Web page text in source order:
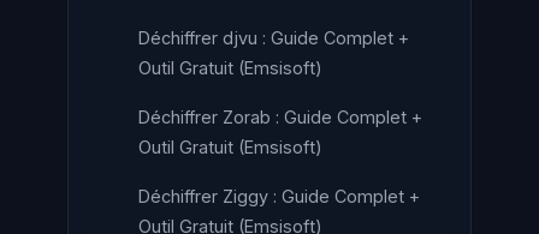
Déchiffrer djvu : Guide Complet +
Outil Gratuit (Emsisoft)
Déchiffrer Zorab : Guide Complet +
Outil Gratuit (Emsisoft)
Déchiffrer Ziggy : Guide Complet +
Outil Gratuit (Emsisoft)